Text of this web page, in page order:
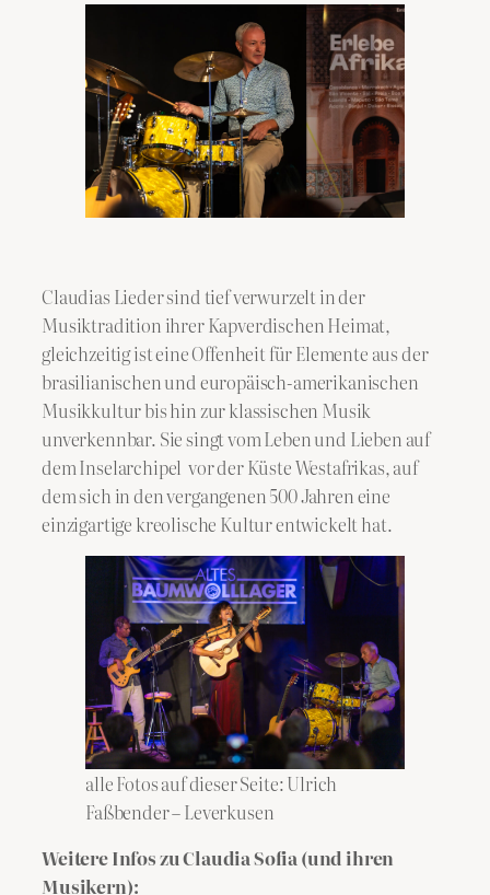
Claudias Lieder sind tief verwurzelt in der
Musiktradition ihrer Kapverdischen Heimat,
gleichzeitig ist eine Offenheit für Elemente aus der
brasilianischen und europäisch-amerikanischen
Musikkultur bis hin zur klassischen Musik
unverkennbar. Sie singt vom Leben und Lieben auf
dem Inselarchipel vor der Küste Westafrikas, auf
dem sich in den vergangenen 500 Jahren eine
einzigartige kreolische Kultur entwickelt hat.
alle Fotos auf dieser Seite: Ulrich
Faßbender – Leverkusen
Weitere Infos zu Claudia Sofia (und ihren
Musikern):